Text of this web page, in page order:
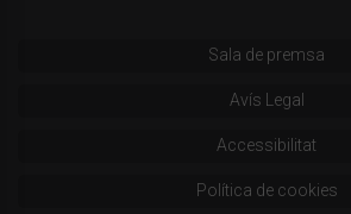
Sala de premsa
Avís Legal
Accessibilitat
Política de cookies